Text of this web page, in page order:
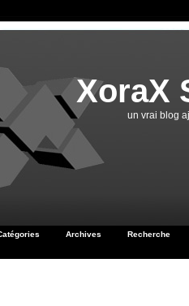
XoraX
un vrai blog
Archives Recherche